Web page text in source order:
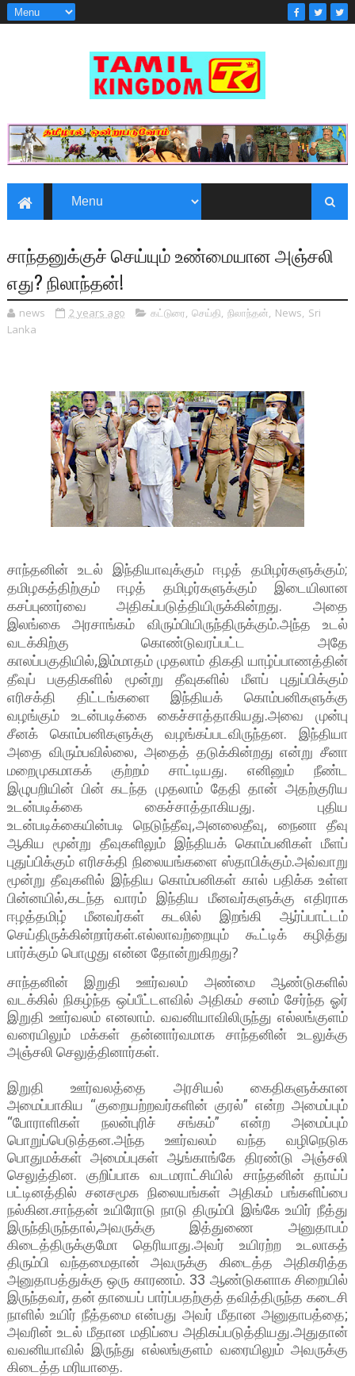
சாந்தனுக்குச் செய்யும் உண்மையான அஞ்சலி
எது? நிலாந்தன்!
news 2 years ago கட்டுரை, செய்தி, நிலாந்தன், News, Sri
Lanka
சாந்தனின் உடல் இந்தியாவுக்கும் ஈழத் தமிழர்களுக்கும்;
தமிழகத்திற்கும் ஈழத் தமிழர்களுக்கும் இடையிலான
கசப்புணர்வை அதிகப்படுத்தியிருக்கின்றது. அதை
இலங்கை அரசாங்கம் விரும்பியிருந்திருக்கும்.அந்த உடல்
வடக்கிற்கு கொண்டுவரப்பட்ட அதே
காலப்பகுதியில்,இம்மாதம் முதலாம் திகதி யாழ்ப்பாணத்தின்
தீவுப் பகுதிகளில் மூன்று தீவுகளில் மீளப் புதுப்பிக்கும்
எரிசக்தி திட்டங்களை இந்தியக் கொம்பனிகளுக்கு
வழங்கும் உடன்படிக்கை கைச்சாத்தாகியது.அவை முன்பு
சீனக் கொம்பனிகளுக்கு வழங்கப்படவிருந்தன. இந்தியா
அதை விரும்பவில்லை, அதைத் தடுக்கின்றது என்று சீனா
மறைமுகமாகக் குற்றம் சாட்டியது. எனினும் நீண்ட
இழுபறியின் பின் கடந்த முதலாம் தேதி தான் அதற்குரிய
உடன்படிக்கை கைச்சாத்தாகியது. புதிய
உடன்படிக்கையின்படி நெடுந்தீவு,அனலைதீவு, நைனா தீவு
ஆகிய மூன்று தீவுகளிலும் இந்தியக் கொம்பனிகள் மீளப்
புதுப்பிக்கும் எரிசக்தி நிலையங்களை ஸ்தாபிக்கும்.அவ்வாறு
மூன்று தீவுகளில் இந்திய கொம்பனிகள் கால் பதிக்க உள்ள
பின்னயில்,கடந்த வாரம் இந்திய மீனவர்களுக்கு எதிராக
ஈழத்தமிழ் மீனவர்கள் கடலில் இறங்கி ஆர்ப்பாட்டம்
செய்திருக்கின்றார்கள்.எல்லாவற்றையும் கூட்டிக் கழித்து
பார்க்கும் பொழுது என்ன தோன்றுகிறது?
சாந்தனின் இறுதி ஊர்வலம் அண்மை ஆண்டுகளில்
வடக்கில் நிகழ்ந்த ஒப்பீட்டளவில் அதிகம் சனம் சேர்ந்த ஓர்
இறுதி ஊர்வலம் எனலாம். வவனியாவிலிருந்து எல்லங்குளம்
வரையிலும் மக்கள் தன்னார்வமாக சாந்தனின் உடலுக்கு
அஞ்சலி செலுத்தினார்கள்.
இறுதி ஊர்வலத்தை அரசியல் கைதிகளுக்கான
அமைப்பாகிய “குறையற்றவர்களின் குரல்” என்ற அமைப்பும்
“போராளிகள் நலன்புரிச் சங்கம்” என்ற அமைப்பும்
பொறுப்பெடுத்தன.அந்த ஊர்வலம் வந்த வழிநெடுக
பொதுமக்கள் அமைப்புகள் ஆங்காங்கே திரண்டு அஞ்சலி
செலுத்தின. குறிப்பாக வடமராட்சியில் சாந்தனின் தாய்ப்
பட்டினத்தில் சனசமூக நிலையங்கள் அதிகம் பங்களிப்பை
நல்கின.சாந்தன் உயிரோடு நாடு திரும்பி இங்கே உயிர் நீத்து
இருந்திருந்தால்,அவருக்கு இத்துணை அனுதாபம்
கிடைத்திருக்குமோ தெரியாது.அவர் உயிரற்ற உடலாகத்
திரும்பி வந்தமைதான் அவருக்கு கிடைத்த அதிகரித்த
அனுதாபத்துக்கு ஒரு காரணம். 33 ஆண்டுகளாக சிறையில்
இருந்தவர், தன் தாயைப் பார்ப்பதற்குத் தவித்திருந்த கடைசி
நாளில் உயிர் நீத்தமை என்பது அவர் மீதான அனுதாபத்தை;
அவரின் உடல் மீதான மதிப்பை அதிகப்படுத்தியது.அதுதான்
வவனியாவில் இருந்து எல்லங்குளம் வரையிலும் அவருக்கு
கிடைத்த மரியாதை.